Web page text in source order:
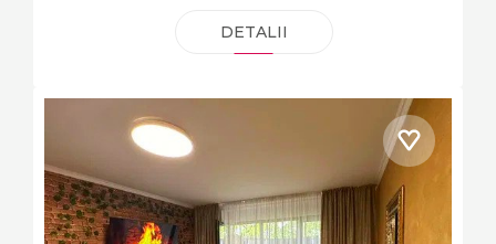
DETALII